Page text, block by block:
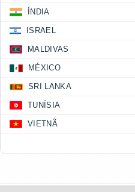
ÍNDIA
ISRAEL
MALDIVAS
MÉXICO
SRI LANKA
TUNÍSIA
VIETNÃ